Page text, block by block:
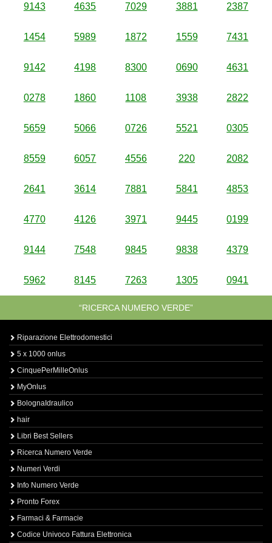
9143 4635 7029 3881 2387
1454 5989 1872 1559 7431
9142 4198 8300 0690 4631
0278 1860 1108 3938 2822
5659 5066 0726 5521 0305
8559 6057 4556 220 2082
2641 3614 7881 5841 4853
4770 4126 3971 9445 0199
9144 7548 9845 9838 4379
5962 8145 7263 1305 0941
“RICERCA NUMERO VERDE”
Riparazione Elettrodomestici
5 x 1000 onlus
CinquePerMilleOnlus
MyOnlus
BolognaIdraulico
hair
Libri Best Sellers
Ricerca Numero Verde
Numeri Verdi
Info Numero Verde
Pronto Forex
Farmaci & Farmacie
Codice Univoco Fattura Elettronica